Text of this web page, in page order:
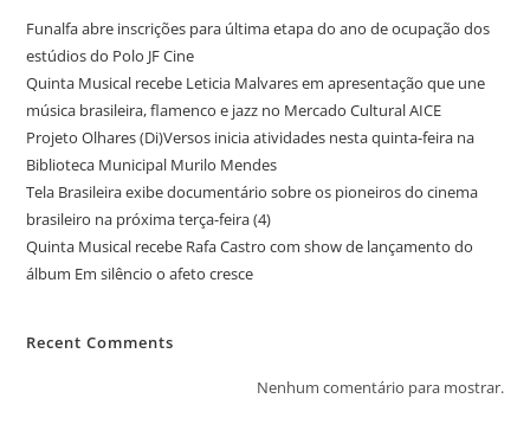
Funalfa abre inscrições para última etapa do ano de ocupação dos
estúdios do Polo JF Cine
Quinta Musical recebe Leticia Malvares em apresentação que une
música brasileira, flamenco e jazz no Mercado Cultural AICE
Projeto Olhares (Di)Versos inicia atividades nesta quinta-feira na
Biblioteca Municipal Murilo Mendes
Tela Brasileira exibe documentário sobre os pioneiros do cinema
brasileiro na próxima terça-feira (4)
Quinta Musical recebe Rafa Castro com show de lançamento do
álbum Em silêncio o afeto cresce
Recent Comments
Nenhum comentário para mostrar.